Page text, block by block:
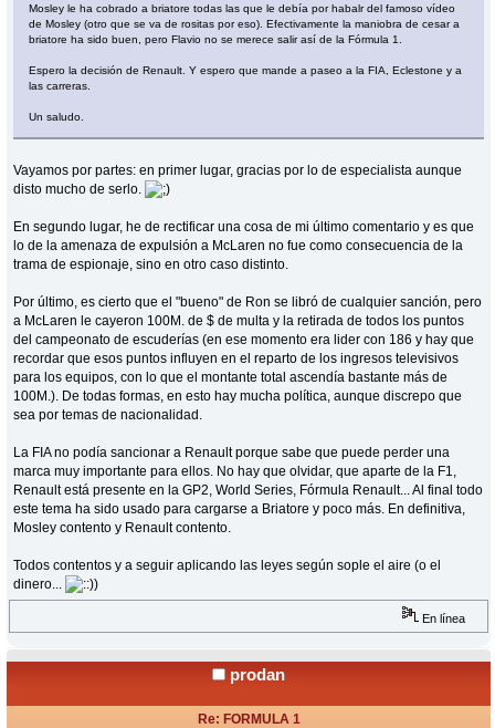
Mosley le ha cobrado a briatore todas las que le debía por habalr del famoso vídeo
de Mosley (otro que se va de rositas por eso). Efectivamente la maniobra de cesar a
briatore ha sido buen, pero Flavio no se merece salir así de la Fórmula 1.
Espero la decisión de Renault. Y espero que mande a paseo a la FIA, Eclestone y a
las carreras.
Un saludo.
Vayamos por partes: en primer lugar, gracias por lo de especialista aunque
disto mucho de serlo.
En segundo lugar, he de rectificar una cosa de mi último comentario y es que
lo de la amenaza de expulsión a McLaren no fue como consecuencia de la
trama de espionaje, sino en otro caso distinto.
Por último, es cierto que el "bueno" de Ron se libró de cualquier sanción, pero
a McLaren le cayeron 100M. de $ de multa y la retirada de todos los puntos
del campeonato de escuderías (en ese momento era lider con 186 y hay que
recordar que esos puntos influyen en el reparto de los ingresos televisivos
para los equipos, con lo que el montante total ascendía bastante más de
100M.). De todas formas, en esto hay mucha política, aunque discrepo que
sea por temas de nacionalidad.
La FIA no podía sancionar a Renault porque sabe que puede perder una
marca muy importante para ellos. No hay que olvidar, que aparte de la F1,
Renault está presente en la GP2, World Series, Fórmula Renault... Al final todo
este tema ha sido usado para cargarse a Briatore y poco más. En definitiva,
Mosley contento y Renault contento.
Todos contentos y a seguir aplicando las leyes según sople el aire (o el
dinero...
)
En línea
prodan
Re: FORMULA 1